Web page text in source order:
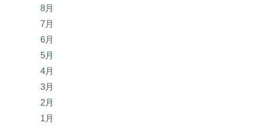
8月
7月
6月
5月
4月
3月
2月
1月